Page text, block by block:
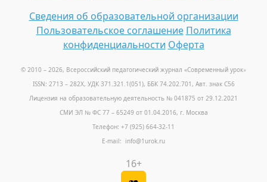
Сведения об образовательной организации
Пользовательское соглашение Политика
конфиденциальности Оферта
© 2010 – 2026, Всероссийский педагогический журнал «Современный урок»
ISSN: 2713 – 282X, УДК 371.321.1(051), ББК 74.202.701, Авт. знак С56
Лицензия на образовательную деятельность № 041875 от 29.12.2021
СМИ ЭЛ № ФС 77 – 65249 от 01.04.2016, г. Москва
Телефон: +7 (925) 664-32-11
E-mail: info@1urok.ru
16+